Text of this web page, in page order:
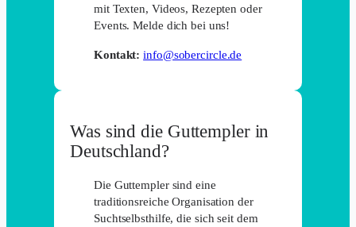
mit Texten, Videos, Rezepten oder
Events. Melde dich bei uns!
Kontakt: info@sobercircle.de
Was sind die Guttempler in
Deutschland?
Die Guttempler sind eine
traditionsreiche Organisation der
Suchtselbsthilfe, die sich seit dem